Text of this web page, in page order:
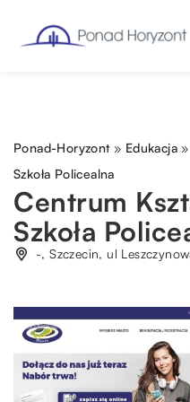
Ponad-Horyzont» Edukacja
Szkoła Policealna
Centrum
Szkoła
-, Szczecin, ul